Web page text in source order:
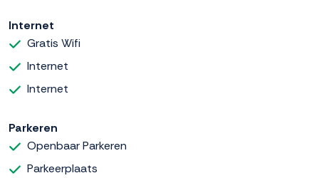
Internet
Gratis Wifi
Internet
Internet
Parkeren
Openbaar Parkeren
Parkeerplaats